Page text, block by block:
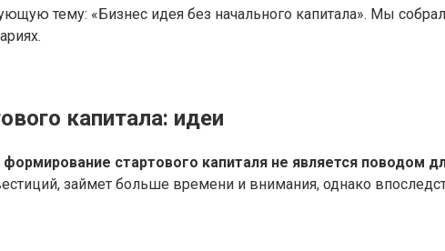
тему: «Бизнес идея без начального капитала». Мы
капитала: идеи
стартового капиталя не является поводом
займет больше времени и внимания, однако